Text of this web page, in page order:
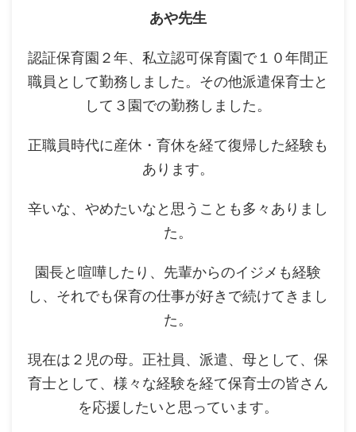
あや先生
認証保育園２年、私立認可保育園で１０年間正
職員として勤務しました。その他派遣保育士と
して３園での勤務しました。
正職員時代に産休・育休を経て復帰した経験も
あります。
辛いな、やめたいなと思うことも多々ありまし
た。
園長と喧嘩したり、先輩からのイジメも経験
し、それでも保育の仕事が好きで続けてきまし
た。
現在は２児の母。正社員、派遣、母として、保
育士として、様々な経験を経て保育士の皆さん
を応援したいと思っています。